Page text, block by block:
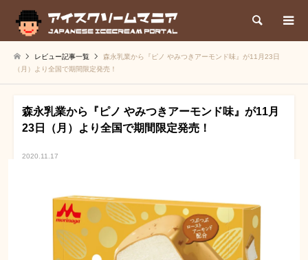
検索
レビュー記事一覧
森永乳業から『ピノ やみつきアーモンド味』が11月23日
（月）より全国で期間限定発売！
森永乳業から『ピノ やみつきアーモンド味』が11月
23日（月）より全国で期間限定発売！
2020.11.17